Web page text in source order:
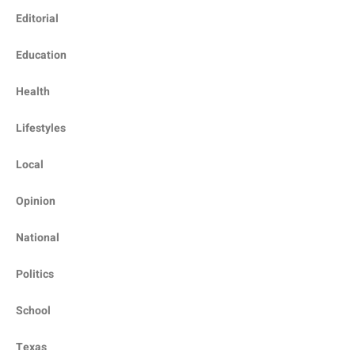
Editorial
Education
Health
Lifestyles
Local
Opinion
National
Politics
School